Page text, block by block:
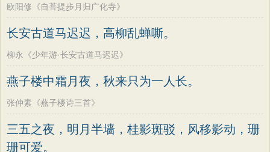
欧阳修《自菩提步月归广化寺》
长安古道马迟迟，高柳乱蝉嘶。
柳永《少年游·长安古道马迟迟》
燕子楼中霜月夜，秋来只为一人长。
张仲素《燕子楼诗三首》
三五之夜，明月半墙，桂影斑驳，风移影动，珊
珊可爱。